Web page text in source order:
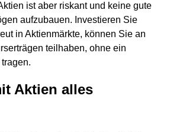
ist aber riskant und keine gute
aufzubauen. Investieren Sie
in Aktienmärkte, können Sie an
teilhaben, ohne ein
Aktien alles